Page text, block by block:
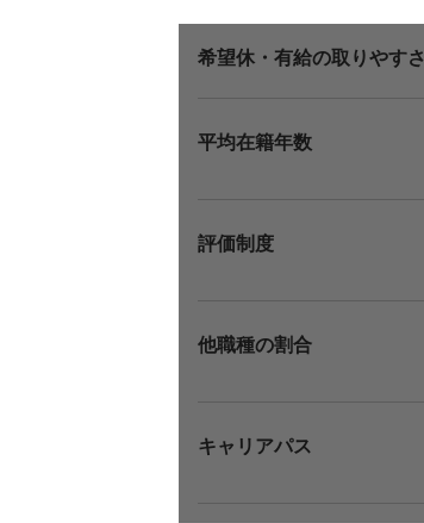
希望休・有給の取りやすさ
平均在籍年数
評価制度
他職種の割合
キャリアパス